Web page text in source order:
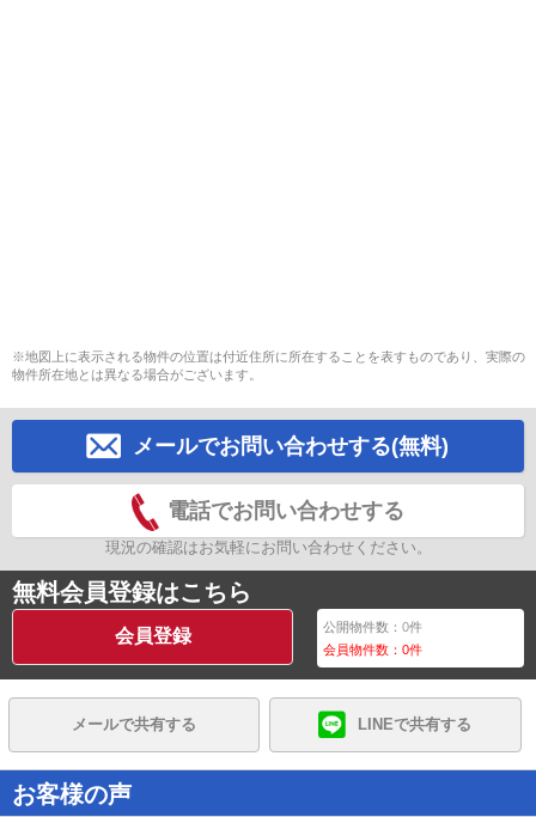
※地図上に表示される物件の位置は付近住所に所在することを表すものであり、実際の
物件所在地とは異なる場合がございます。
メールでお問い合わせする(無料)
電話でお問い合わせする
現況の確認はお気軽にお問い合わせください。
無料会員登録はこちら
会員登録 公開物件数：0件
会員物件数：0件
メールで共有する LINEで共有する
お客様の声